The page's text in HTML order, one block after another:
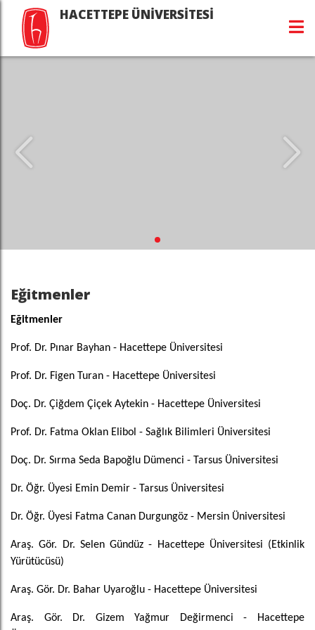
HACETTEPE ÜNİVERSİTESİ
Eğitmenler
Eğitmenler
Prof. Dr. Pınar Bayhan - Hacettepe Üniversitesi
Prof. Dr. Figen Turan - Hacettepe Üniversitesi
Doç. Dr. Çiğdem Çiçek Aytekin - Hacettepe Üniversitesi
Prof. Dr. Fatma Oklan Elibol - Sağlık Bilimleri Üniversitesi
Doç. Dr. Sırma Seda Bapoğlu Dümenci - Tarsus Üniversitesi
Dr. Öğr. Üyesi Emin Demir - Tarsus Üniversitesi
Dr. Öğr. Üyesi Fatma Canan Durgungöz - Mersin Üniversitesi
Araş. Gör. Dr. Selen Gündüz- Hacettepe Üniversitesi (Etkinlik
Yürütücüsü)
Araş. Gör. Dr. Bahar Uyaroğlu - Hacettepe Üniversitesi
Araş. Gör. Dr. Gizem Yağmur Değirmenci- Hacettepe